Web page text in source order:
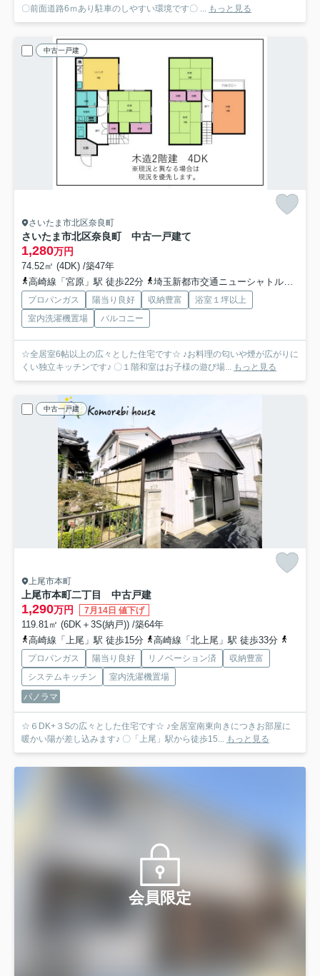
〇前面道路6ｍあり駐車のしやすい環境です〇 ... もっと見る
中古一戸建
さいたま市北区奈良町
さいたま市北区奈良町 中古一戸建て
1,280万円
74.52㎡ (4DK) /築47年
高崎線「宮原」駅 徒歩22分
埼玉新都市交通ニューシャトル「東宮原」駅 徒歩31分
プロパンガス 陽当り良好 収納豊富
浴室１坪以上
室内洗濯機置場
バルコニー
☆全居室6帖以上の広々とした住宅です☆ ♪お料理の匂いや煙が広がりに
くい独立キッチンです♪ 〇１階和室はお子様の遊び場... もっと見る
中古一戸建
上尾市本町
上尾市本町二丁目 中古戸建
1,290万円 7月14日 値下げ
119.81㎡ (6DK＋3S(納戸)) /築64年
高崎線「上尾」駅 徒歩15分
高崎線「北上尾」駅 徒歩33分
プロパンガス 陽当り良好 リノベーション済
収納豊富
システムキッチン
室内洗濯機置場
パノラマ
☆６DK+３Sの広々とした住宅です☆ ♪全居室南東向きにつきお部屋に
暖かい陽が差し込みます♪ 〇「上尾」駅から徒歩15... もっと見る
会員限定